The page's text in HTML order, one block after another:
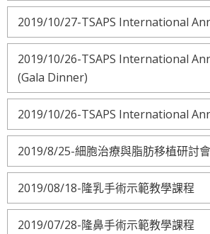
2019/10/27-TSAPS International
2019/10/26-TSAPS International
(Gala Dinner)
2019/10/26-TSAPS International
2019/8/25-細胞治療與脂肪移植研討會
2019/08/18-隆乳手術示範教學課程
2019/07/28-隆鼻手術示範教學課程